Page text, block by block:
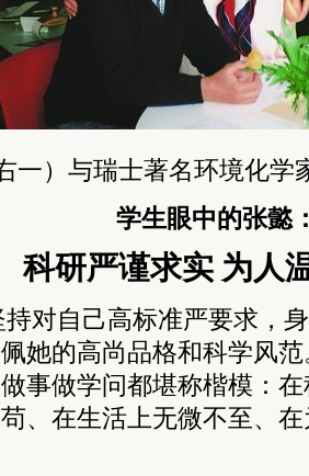
一）与瑞士著名环境化学
学生眼中的张懿
科研严谨求实 为人
对自己高标准严要求，
她的高尚品格和科学风
事做学问都堪称楷模：
、在生活上无微不至、